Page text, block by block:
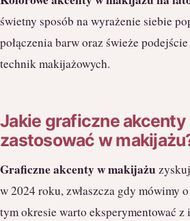
świetny sposób na wyrażenie siebie
połączenia barw oraz świeże
technik makijażowych.
Jakie graficzne akcenty
zastosować w
Graficzne akcenty w makijażu
w 2024 roku, zwłaszcza gdy mówimy
tym okresie warto eksperymentować z